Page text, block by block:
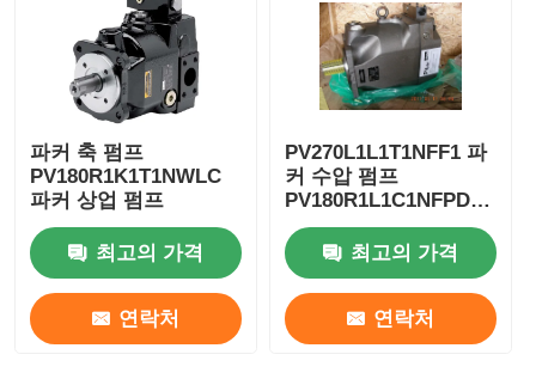
파커 축 펌프
PV180R1K1T1NWLC
파커 상업 펌프
최고의 가격
연락처
PV270L1L1T1NFF1 파
커 수압 펌프
PV180R1L1C1NFPD
PV270L1D3T1N001
최고의 가격
연락처